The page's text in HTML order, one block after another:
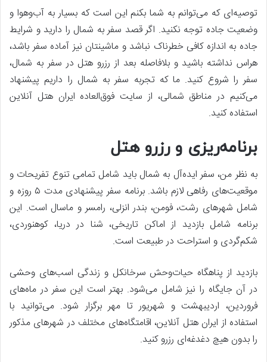
توصیه‌ای که می‌توانم به شما بکنم این است که بسیار به آب‌وهوا و
وضعیت جاده توجه نکنید. اگر قصد سفر به شمال را دارید و شرایط
جاده به اندازه کافی خطرناک نباشد و ماشینتان نیز آماده سفر باشد،
هراس نداشته باشید و بلافاصله بعد از رزرو هتل در سفر به شمال،
سفر را شروع کنید. ما که تجربه سفر به شمال را داریم پیشنهاد
می‌کنیم در مناطق شمالی، از سایت فوق‌العاده ایران هتل آنلاین
استفاده کنید.
برنامه‌ریزی و رزرو هتل
به نظر من، سفر ایده‌آل به شمال باید شامل تمامی تنوع تفریحات و
موقعیت‌های رفاهی لازم باشد. برنامه سفر پیشنهادی مدت ۵ روزه و
شامل شهرهای رشت، فومن، بندر انزلی، رامسر و ماسال است. این
برنامه شامل بازدید از اماکن تاریخی، شنا در دریا، کوهنوردی،
شکم‌گردی و استراحت در طبیعت است.
بازدید از پناهگاه حیات‌وحش سرخانکل و زندگی اسب‌های وحشی
در آن جایگاه را نیز شامل می‌شود. بهتر است این سفر در ماه‌های
فروردین، اردیبهشت و شهریور تا مهر برگزار شود. می‌توانید با
استفاده از ایران هتل آنلاین، اقامتگاه‌های مختلف در شهرهای مذکور
را بدون هیچ دغدغه‌ای رزرو کنید.